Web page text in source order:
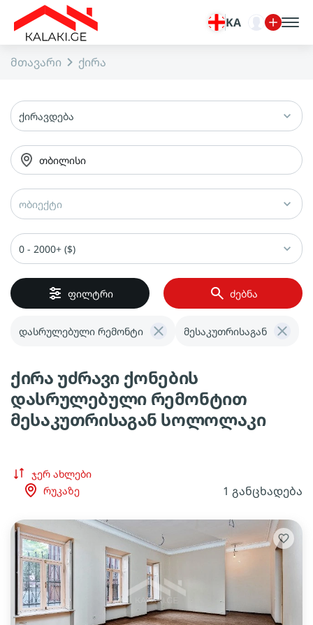
KA
მთავარი ქირა
ქირავდება
თბილისი
ობიექტი
0 - 2000+ ($)
ფილტრი ძებნა
დასრულებული რემონტი მესაკუთრისაგან
ქირა უძრავი ქონების
დასრულებული რემონტით
მესაკუთრისაგან სოლოლაკი
ჯერ ახლები
რუკაზე
1 განცხადება